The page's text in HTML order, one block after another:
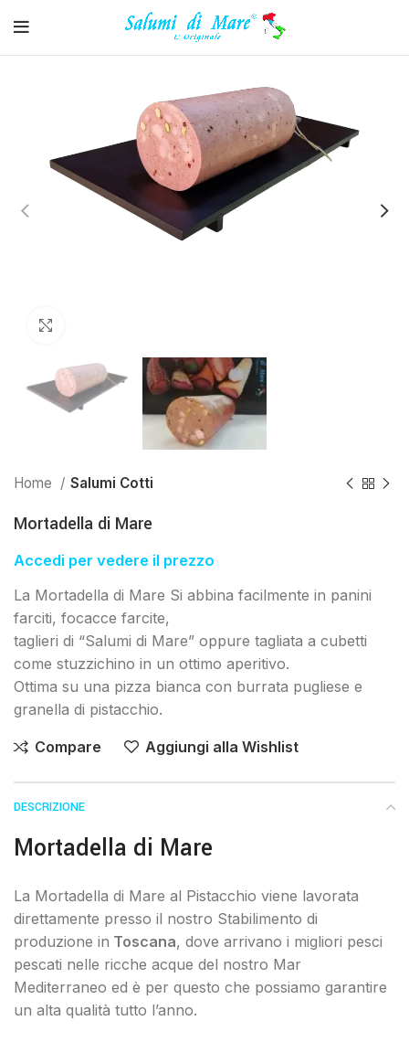
Home Salumi Cotti
Mortadella di Mare
Accedi per vedere il prezzo
La Mortadella di Mare Si abbina facilmente in panini
farciti, focacce farcite,
taglieri di “Salumi di Mare” oppure tagliata a cubetti
come stuzzichino in un ottimo aperitivo.
Ottima su una pizza bianca con burrata pugliese e
granella di pistacchio.
Compare Aggiungi alla Wishlist
DESCRIZIONE
Mortadella di Mare
La Mortadella di Mare al Pistacchio viene lavorata
direttamente presso il nostro Stabilimento di
produzione in Toscana, dove arrivano i migliori pesci
pescati nelle ricche acque del nostro Mar
Mediterraneo ed è per questo che possiamo garantire
un alta qualità tutto l’anno.